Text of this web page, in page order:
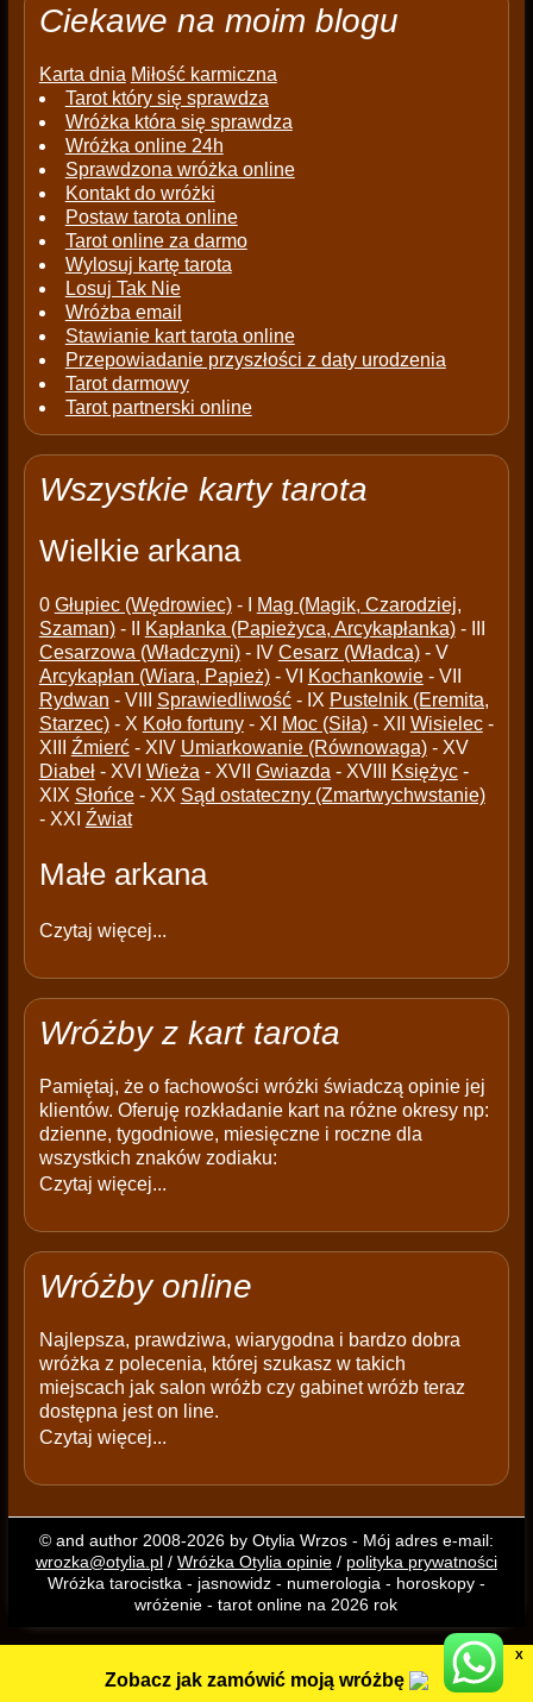
Ciekawe na moim blogu
Karta dnia Miłość karmiczna
Tarot który się sprawdza
Wróżka która się sprawdza
Wróżka online 24h
Sprawdzona wróżka online
Kontakt do wróżki
Postaw tarota online
Tarot online za darmo
Wylosuj kartę tarota
Losuj Tak Nie
Wróżba email
Stawianie kart tarota online
Przepowiadanie przyszłości z daty urodzenia
Tarot darmowy
Tarot partnerski online
Wszystkie karty tarota
Wielkie arkana
0 Głupiec (Wędrowiec)- I
Mag (Magik, Czarodziej,
Szaman)- II Kapłanka (Papieżyca, Arcykapłanka)- III
Cesarzowa (Władczyni)- IV Cesarz (Władca)- V
Arcykapłan (Wiara, Papież)- VI Kochankowie- VII
Rydwan - VIII Sprawiedliwość- IX Pustelnik (Eremita,
Starzec)- X Koło fortuny- XI Moc (Siła)- XII Wisielec-
XIII Źmierć- XIV Umiarkowanie (Równowaga)- XV
Diabeł- XVI Wieża - XVII Gwiazda - XVIII Księżyc-
XIX Słońce- XX Sąd ostateczny (Zmartwychwstanie)
- XXI Źwiat
Małe arkana
Czytaj więcej...
Wróżby z kart tarota
Pamiętaj, że o fachowości wróżki świadczą opinie jej
klientów. Oferuję rozkładanie kart na różne okresy np:
dzienne, tygodniowe, miesięczne i roczne dla
wszystkich znaków zodiaku:
Czytaj więcej...
Wróżby online
Najlepsza, prawdziwa, wiarygodna i bardzo dobra
wróżka z polecenia, której szukasz w takich
miejscach jak salon wróżb czy gabinet wróżb teraz
dostępna jest on line.
Czytaj więcej...
© and author 2008-2026 by Otylia Wrzos - Mój adres e-mail:
wrozka@otylia.pl/ Wróżka Otylia opinie/ polityka prywatności
Wróżka tarocistka - jasnowidz - numerologia - horoskopy -
wróżenie - tarot online na 2026 rok
X
Zobacz jak zamówić moją wróżbę